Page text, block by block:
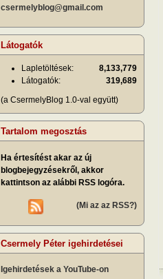
csermelyblog@gmail.com
Látogatók
Lapletöltések:
8,133,779
Látogatók:
319,689
(a CsermelyBlog 1.0-val együtt)
Tartalom megosztás
Ha értesítést akar az új
blogbejegyzésekről, akkor
kattintson az alábbi RSS logóra.
(Mi az az RSS?)
Csermely Péter igehirdetései
Igehirdetések a YouTube-on